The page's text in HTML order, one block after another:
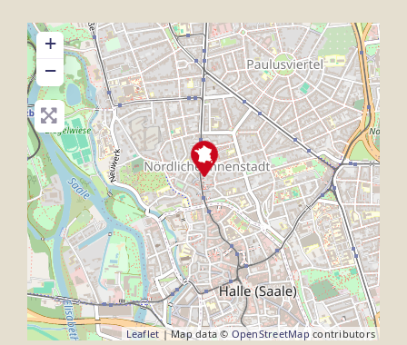
+
−
Leaflet| Map data © OpenStreetMap contributors